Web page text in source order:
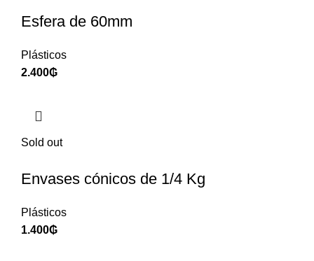
Esfera de 60mm
Plásticos
2.400₲
Sold out
Envases cónicos de 1/4 Kg
Plásticos
1.400₲